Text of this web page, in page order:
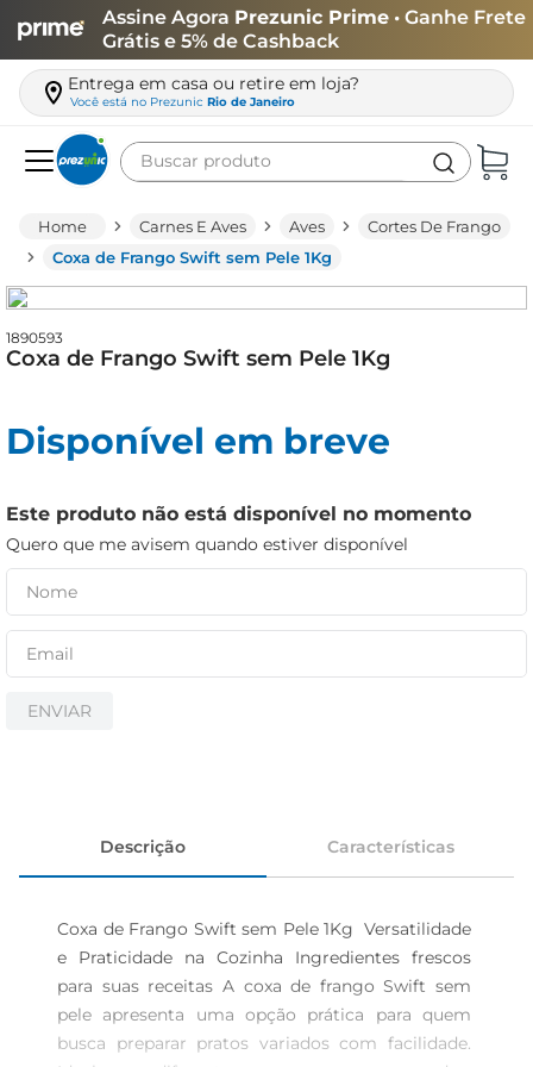
Assine Agora Prezunic Prime • Ganhe Frete
Grátis e 5% de Cashback
Entrega em casa ou retire em loja?
Você está no Prezunic Rio de Janeiro
Buscar produto
Carnes E Aves Aves
Cortes De Frango
Coxa de Frango Swift sem Pele 1Kg
1890593
Coxa de Frango Swift sem Pele 1Kg
Disponível em breve
Este produto não está disponível no momento
Quero que me avisem quando estiver disponível
ENVIAR
Descrição Características
Coxa de Frango Swift sem Pele 1Kg  Versatilidade
e Praticidade na Cozinha Ingredientes frescos
para suas receitas A coxa de frango Swift sem
pele apresenta uma opção prática para quem
busca preparar pratos variados com facilidade.
leite
queijo
azeite
papel higiênico
cerveja